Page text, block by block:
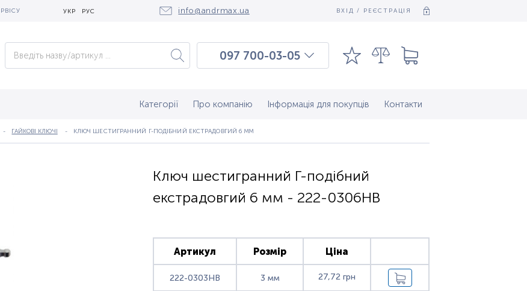
УКР РУС info@andrmax.ua ВХІД / РЕЄСТРАЦІЯ
097 700-03-05
097 003-03-09
Категорії Про компанію Інформація для покупців Контакти
ГАЙКОВІ КЛЮЧІ КЛЮЧ ШЕСТИГРАННИЙ Г-ПОДІБНИЙ ЕКСТРАДОВГИЙ 6 ММ
Ключ шестигранний Г-подібний
екстрадовгий 6 мм - 222-0306HB
Артикул Розмір Ціна
222-0303HB 3 мм 27,72 грн